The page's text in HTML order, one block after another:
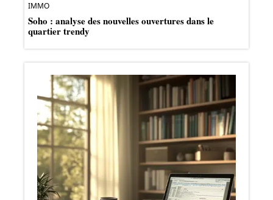
IMMO
Soho : analyse des nouvelles ouvertures dans le
quartier trendy